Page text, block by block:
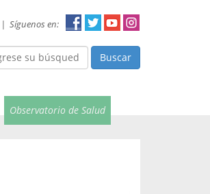
| Síguenos en:
Buscar
Observatorio de Salud